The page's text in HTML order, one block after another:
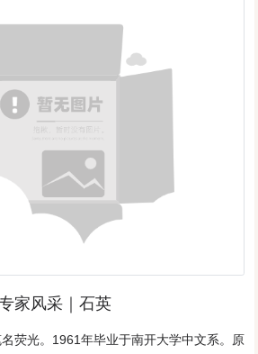
下，思绪总是没有下文的链接！那年阳
采风，天公不算作美，有些乌云密布。然
了一道缝隙，一束金光打在了远处的湖面
，送来一丝浓浓春意。南湖依然有些寒
级，人们紧裹着身躯，跺着脚漫游、观
的则是人们的心境，银发一族的火热激
手围成一圈跳舞，用欢歌笑语的形式驱赶
地来了个《北京的金山上》的舞蹈结尾：
姿，春草老师的杰作！我与人们热闹了一
岸的栏杆上，眺望着春意盎然的湖泊思
捆捆芦苇链接成串，好像江南竹筏似
家风采｜石英
荧光。1961年毕业于南开大学中文系。原